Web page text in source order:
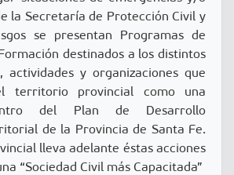
la Secretaría de Protección Civil y
se presentan Programas de
destinados a los distintos
actividades y organizaciones que
territorio provincial como una
del Plan de Desarrollo
de la Provincia de Santa Fe.
lleva adelante éstas acciones
“Sociedad Civil más Capacitada”